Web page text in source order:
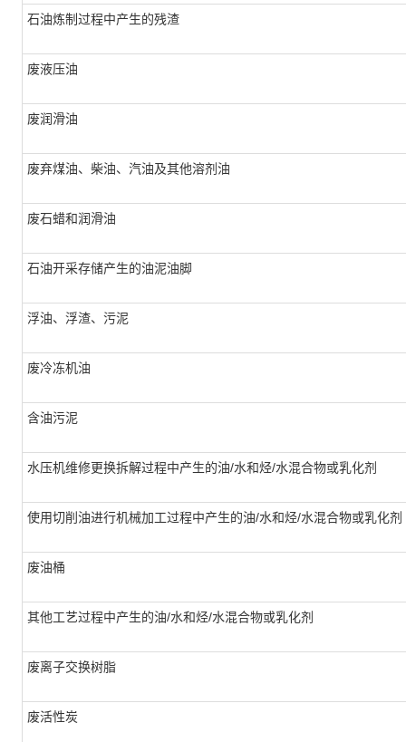
石油炼制过程中产生的残渣
废液压油
废润滑油
废弃煤油、柴油、汽油及其他溶剂油
废石蜡和润滑油
石油开采存储产生的油泥油脚
浮油、浮渣、污泥
废冷冻机油
含油污泥
水压机维修更换拆解过程中产生的油/水和烃/水混合物或乳化剂
使用切削油进行机械加工过程中产生的油/水和烃/水混合物或乳化剂
废油桶
其他工艺过程中产生的油/水和烃/水混合物或乳化剂
废离子交换树脂
废活性炭